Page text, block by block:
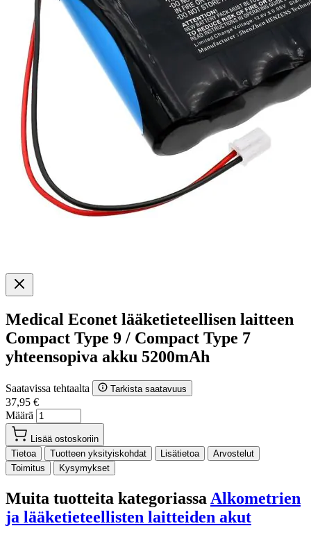
Medical Econet lääketieteellisen laitteen
Compact Type 9 / Compact Type 7
yhteensopiva akku 5200mAh
Saatavissa tehtaalta Tarkista saatavuus
37,95 €
Määrä
Lisää ostoskoriin
Tietoa
Tuotteen yksityiskohdat Lisätietoa
Arvostelut
Toimitus
Kysymykset
Muita tuotteita kategoriassa Alkometrien
ja lääketieteellisten laitteiden akut